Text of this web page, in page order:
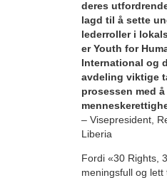
deres
lagd til å sette
lederroller i
er Youth for
International og
avdeling viktige
prosessen med
– Visepresident,
Liberia
Fordi «30 Rights,
meningsfull og lett